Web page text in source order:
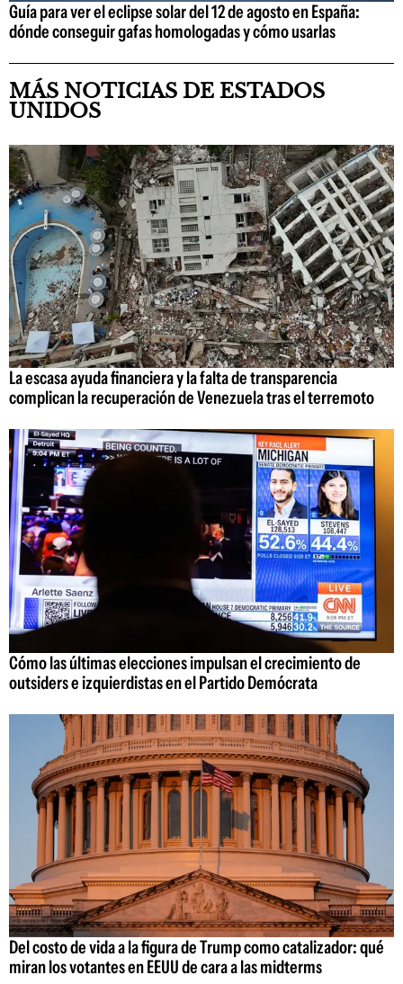
Guía para ver el eclipse solar del 12 de agosto en España:
dónde conseguir gafas homologadas y cómo usarlas
MÁS NOTICIAS DE ESTADOS
UNIDOS
La escasa ayuda financiera y la falta de transparencia
complican la recuperación de Venezuela tras el terremoto
Cómo las últimas elecciones impulsan el crecimiento de
outsiders e izquierdistas en el Partido Demócrata
Del costo de vida a la figura de Trump como catalizador: qué
miran los votantes en EEUU de cara a las midterms